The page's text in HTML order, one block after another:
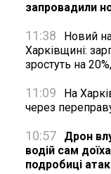
запровадили
11:38
Новий
Харківщині:
зростуть на
11:09
На
через
10:57
Дрон
водій сам
подробиці